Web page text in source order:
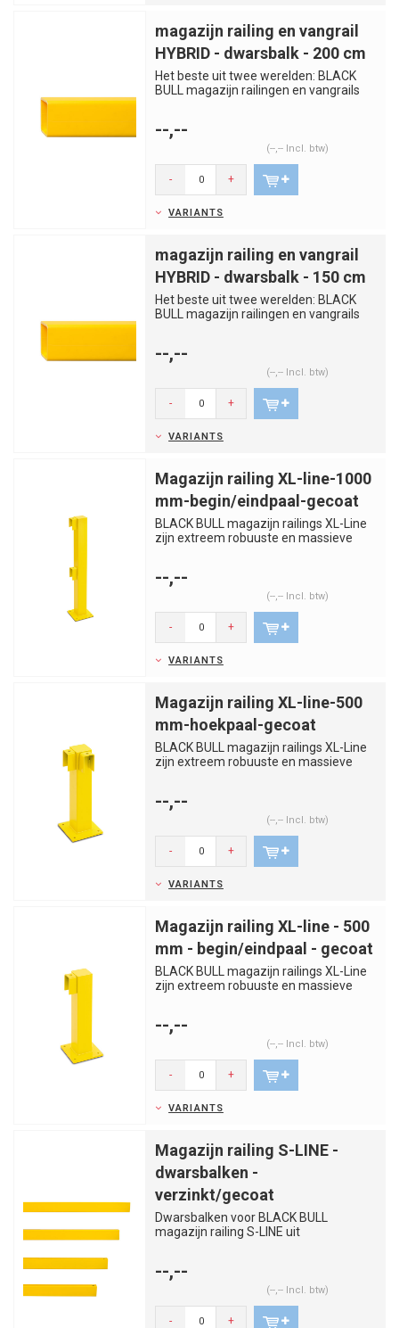
magazijn railing en vangrail
HYBRID - dwarsbalk - 200 cm
Het beste uit twee werelden: BLACK
BULL magazijn railingen en vangrails
--,--
(--,-- Incl. btw)
- +
VARIANTS
magazijn railing en vangrail
HYBRID - dwarsbalk - 150 cm
Het beste uit twee werelden: BLACK
BULL magazijn railingen en vangrails
--,--
(--,-- Incl. btw)
- +
VARIANTS
Magazijn railing XL-line-1000
mm-begin/eindpaal-gecoat
BLACK BULL magazijn railings XL-Line
zijn extreem robuuste en massieve
--,--
(--,-- Incl. btw)
- +
VARIANTS
Magazijn railing XL-line-500
mm-hoekpaal-gecoat
BLACK BULL magazijn railings XL-Line
zijn extreem robuuste en massieve
--,--
(--,-- Incl. btw)
- +
VARIANTS
Magazijn railing XL-line - 500
mm - begin/eindpaal - gecoat
BLACK BULL magazijn railings XL-Line
zijn extreem robuuste en massieve
--,--
(--,-- Incl. btw)
- +
VARIANTS
Magazijn railing S-LINE -
dwarsbalken -
verzinkt/gecoat
Dwarsbalken voor BLACK BULL
magazijn railing S-LINE uit
--,--
(--,-- Incl. btw)
- +